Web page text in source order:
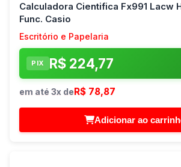
Calculadora Cientifica Fx991 Lacw
Func. Casio
Escritório e Papelaria
PIX R$ 224,77
em até 3x deR$ 78,87
Adicionar ao